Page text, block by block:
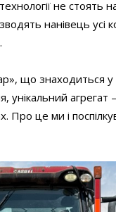
не стоять
нанівець усі
що знаходиться у
унікальний агрегат –
це ми і